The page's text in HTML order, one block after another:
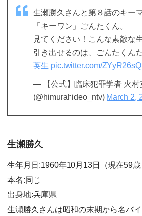
生瀬勝久さんと第８話のキー
「キーワン」ごんたくん。
見てください！こんな素敵な
引き出せるのは、ごんたくん
英生 pic.twitter.com/
— 【公式】臨床犯罪学者 火村
(@himurahideo_ntv) March 2,
生瀬勝久
生年月日:1960年10月13日（現在59歳
本名:同じ
出身地:兵庫県
生瀬勝久さんは昭和の末期から名バ